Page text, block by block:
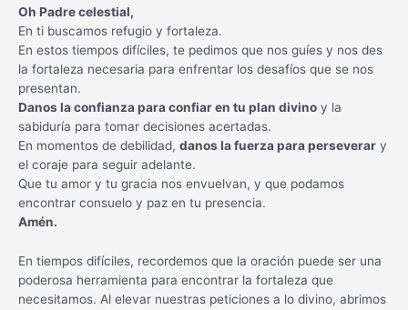
Oh Padre celestial,
En ti buscamos refugio y fortaleza.
En estos tiempos difíciles, te pedimos que nos guíes y nos des
la fortaleza necesaria para enfrentar los desafíos que se nos
presentan.
Danos la confianza para confiar en tu plan divino y la
sabiduría para tomar decisiones acertadas.
En momentos de debilidad, danos la fuerza para perseverar y
el coraje para seguir adelante.
Que tu amor y tu gracia nos envuelvan, y que podamos
encontrar consuelo y paz en tu presencia.
Amén.
En tiempos difíciles, recordemos que la oración puede ser una
poderosa herramienta para encontrar la fortaleza que
necesitamos. Al elevar nuestras peticiones a lo divino, abrimos